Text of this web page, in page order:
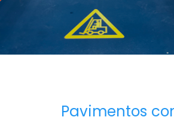
Pavimentos